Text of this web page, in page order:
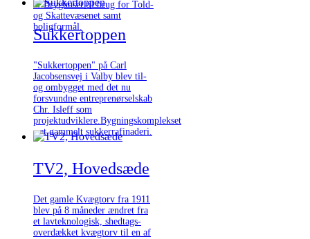
af Bryghuset til brug for Told-
og Skattevæsenet samt
boligformål.
Sukkertoppen
"Sukkertoppen" på Carl
Jacobsensvej i Valby blev til-
og ombygget med det nu
forsvundne entreprenørselskab
Chr. Isleff som
projektudviklere.Bygningskomplekset
- et gammelt sukkerrafinaderi.
TV2, Hovedsæde
Det gamle Kvægtorv fra 1911
blev på 8 måneder ændret fra
et lavteknologisk, shedtags-
overdækket kvægtorv til en af